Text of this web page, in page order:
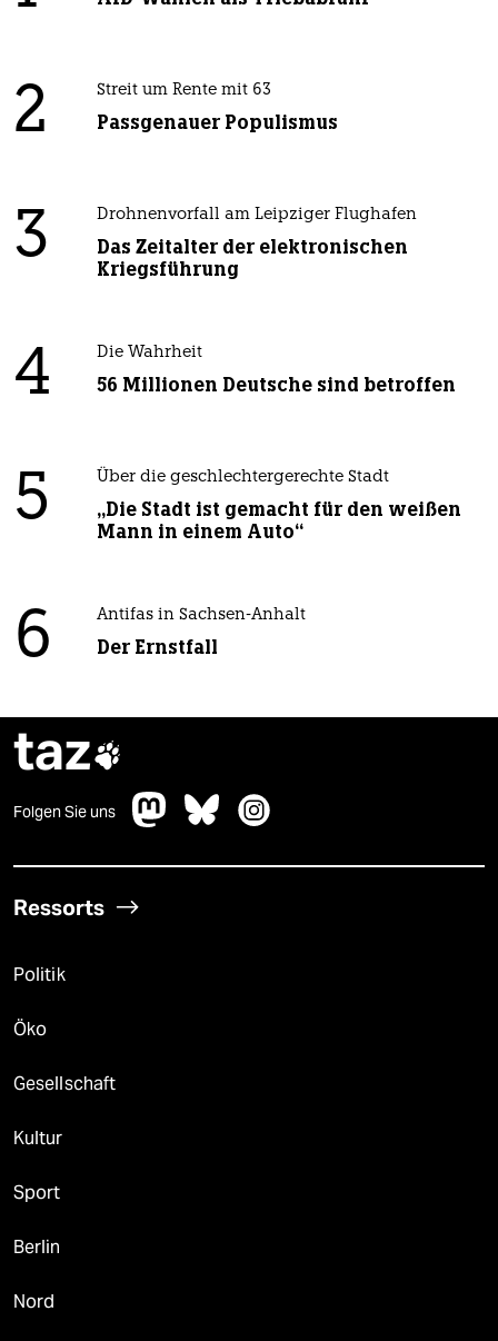
2 Streit um Rente mit 63
Passgenauer Populismus
3 Drohnenvorfall am Leipziger Flughafen
Das Zeitalter der elektronischen
Kriegsführung
4 Die Wahrheit
56 Millionen Deutsche sind betroffen
5 Über die geschlechtergerechte Stadt
„Die Stadt ist gemacht für den weißen
Mann in einem Auto“
6 Antifas in Sachsen-Anhalt
Der Ernstfall
taz
Folgen Sie uns
Ressorts
Politik
Öko
Gesellschaft
Kultur
Sport
Berlin
Nord